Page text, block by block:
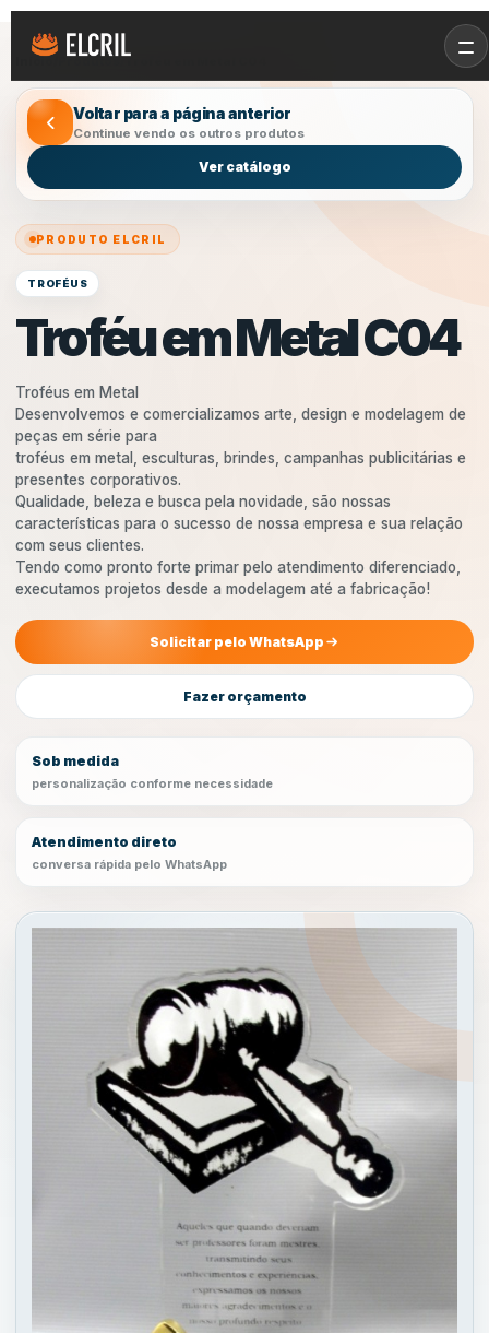
Produtos /Troféu em Metal C04
Voltar para a página anterior
Continue vendo os outros produtos
Ver catálogo
PRODUTO ELCRIL
TROFÉUS
Troféu em Metal C04
Troféus em Metal
Desenvolvemos e comercializamos arte, design e modelagem de
peças em série para
troféus em metal, esculturas, brindes, campanhas publicitárias e
presentes corporativos.
Qualidade, beleza e busca pela novidade, são nossas
características para o sucesso de nossa empresa e sua relação
com seus clientes.
Tendo como pronto forte primar pelo atendimento diferenciado,
executamos projetos desde a modelagem até a fabricação!
Solicitar pelo WhatsApp
Fazer orçamento
Sob medida
personalização conforme necessidade
Atendimento direto
conversa rápida pelo WhatsApp